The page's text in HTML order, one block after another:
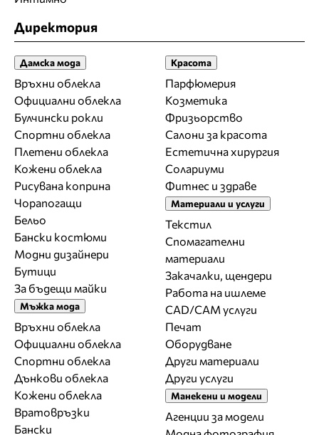
Директория
Дамска мода
Връхни облекла
Официални облекла
Булчински рокли
Спортни облекла
Плетени облекла
Кожени облекла
Рисувана коприна
Чорапогащи
Бельо
Бански костюми
Модни дизайнери
Бутици
За бъдещи майки
Мъжка мода
Връхни облекла
Официални облекла
Спортни облекла
Дънкови облекла
Кожени облекла
Вратовръзки
Бански
Красота
Парфюмерия
Козметика
Фризьорство
Салони за красота
Естетична хирургия
Солариуми
Фитнес и здраве
Материали и услуги
Текстил
Спомагателни
материали
Закачалки, щендери
Работа на ишлеме
CAD/CAM услуги
Печат
Оборудване
Други материали
Други услуги
Манекени и модели
Агенции за модели